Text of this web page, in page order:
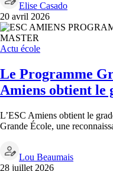
Elise Casado
20 avril 2026
Actu école
Le Programme
Amiens obtient le
L’ESC Amiens obtient le
Grande École, une
Lou Beaumais
28 juillet 2026